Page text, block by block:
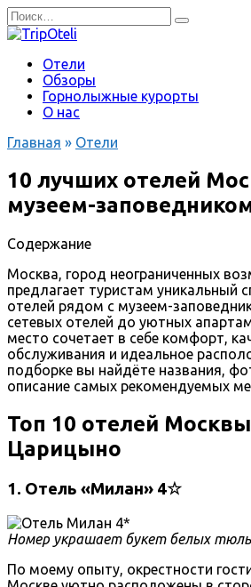
Перейти
к
содержанию
Search
for:
Отели
Обзоры
Горнолыжные курорты
О нас
Главная » Отели
10 лучших отелей
музеем-
Содержание
Москва, город неограниченных
предлагает туристам уникальный
отелей рядом с музеем-
сетевых отелей до уютных
место сочетает в себе комфорт,
обслуживания и идеальное
подборке вы найдёте названия,
описание самых рекомендуемых
Топ 10 отелей
Царицыно
1. Отель «Милан» 4☆
Номер украшает букет белых
По моему опыту, окрестности